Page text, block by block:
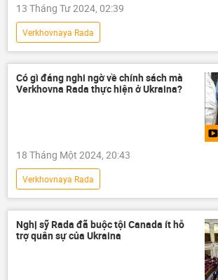
13 Tháng Tư 2024, 02:39
Verkhovnaya Rada
Chiến dịch quân sự đặc biệt tại Ukraina
Ukraina
Nga
xung đột quân sự
The New York Times
Vladimir Zelensky
Có gì đáng nghi ngờ về chính sách mà
Verkhovna Rada thực hiện ở Ukraina?
18 Tháng Một 2024, 20:43
Verkhovnaya Rada
Chiến dịch quân sự đặc biệt tại Ukraina
Video từ Ukraina
Ukraina
xung đột quân sự
Kiev
Nghị sỹ Rada đã buộc tội Canada ít hỗ
trợ quân sự của Ukraina